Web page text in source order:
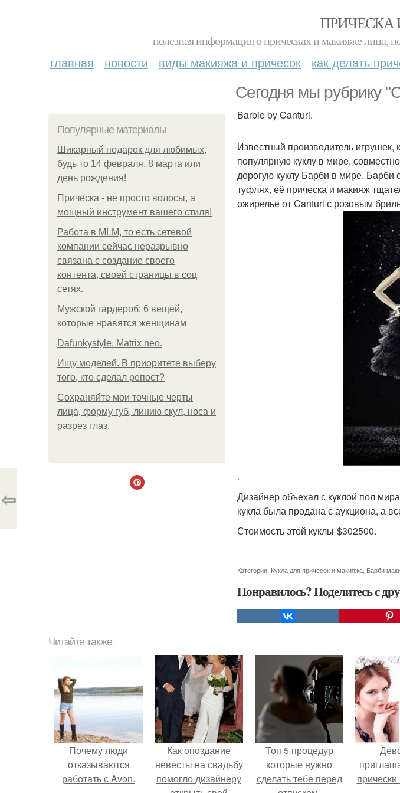
полезная информация о прическах и макияже лица,
главная новости виды макияжа и причесок как делать
Сегодня мы рубрику
Популярные материалы
Шикарный подарок для любимых,
будь то 14 февраля, 8 марта или
день рождения!
Прическа - не просто волосы, а
мощный инструмент вашего стиля!
Работа в MLM, то есть сетевой
компании сейчас неразрывно
связана с создание своего
контента, своей страницы в соц
сетях.
Мужской гардероб: 6 вещей,
которые нравятся женщинам
Dafunkystyle. Matrix neo.
Ищу моделей. В приоритете выберу
того, кто сделал репост?
Сохраняйте мои точные черты
лица, форму губ, линию скул, носа и
разрез глаз.
Barbie by Canturi.
Известный производитель
популярную куклу в мире,
дорогую куклу Барби в мире. Барби
туфлях, её прическа и макияж
ожирелье от Canturi с розовым
.
Дизайнер объехал с куклой пол
кукла была продана с аукциона, а
Стоимость этой куклы-$302500.
Категории: Кукла для причесок и макияжа Барби
Понравилось? Поделитесь с
⇦
Читайте также
Почему люди
отказываются
работать с Avon.
Как опоздание
невесты на свадьбу
помогло дизайнеру
Топ 5 процедур
которые нужно
сделать тебе перед